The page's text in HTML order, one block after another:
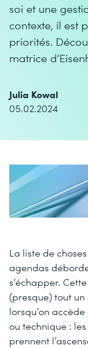
soi et une
contexte, il est
priorités.
matrice
Julia Kowal
05.02.2024
La liste de
agendas
s’échapper.
(presque) tout
lorsqu’on
ou technique :
prennent